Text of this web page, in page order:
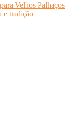
Velhos Palhaços
e tradição